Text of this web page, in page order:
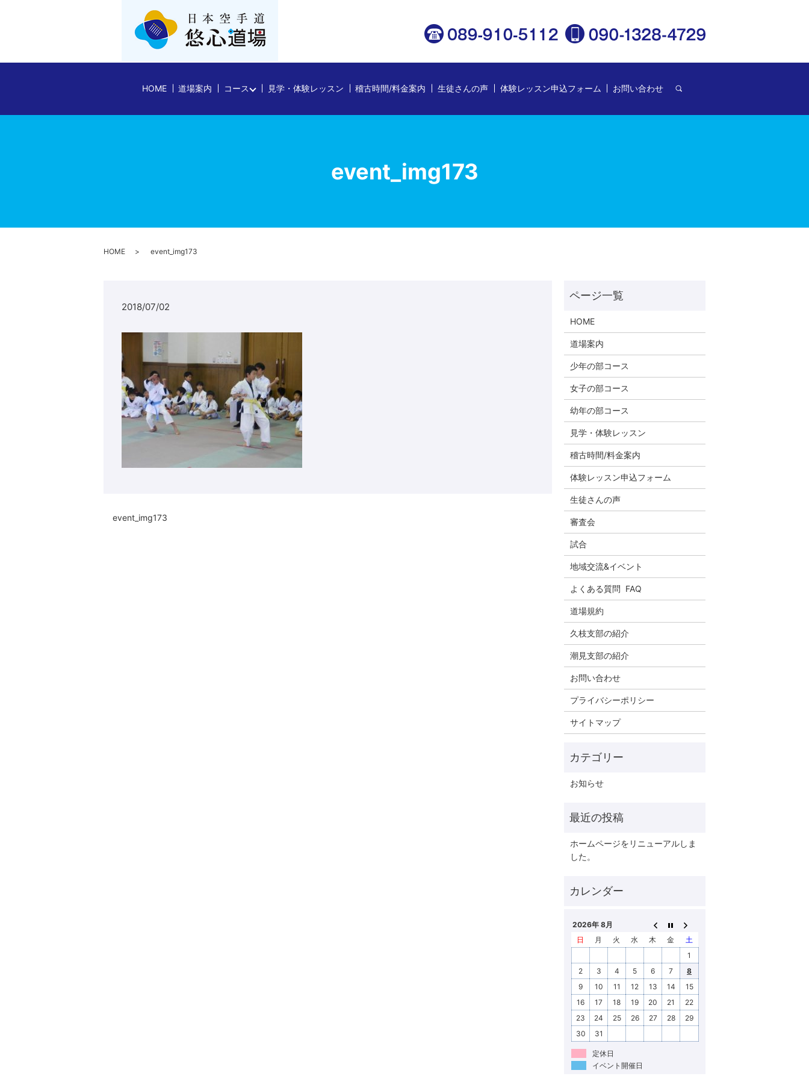
HOME 道場案内 コース 見学・体験レッスン 稽古時間/料金案内 生徒さんの声 体験レッスン申込フォーム お問い合わせ search
event_img173
HOME event_img173
2018/07/02
event_img173
HOME
道場案内
少年の部コース
女子の部コース
幼年の部コース
見学・体験レッスン
稽古時間/料金案内
体験レッスン申込フォーム
生徒さんの声
審査会
試合
地域交流&イベント
よくある質問 FAQ
道場規約
久枝支部の紹介
潮見支部の紹介
お問い合わせ
プライバシーポリシー
サイトマップ
お知らせ
ホームページをリニューアルしま
した。
2026年 8月
日
月 火 水 木 金
土
1
2
3 4 5 6 7
8
9
10 11 12 13 14
15
16
17 18 19 20 21
22
23
24 25 26 27 28
29
30
31
定休日
イベント開催日